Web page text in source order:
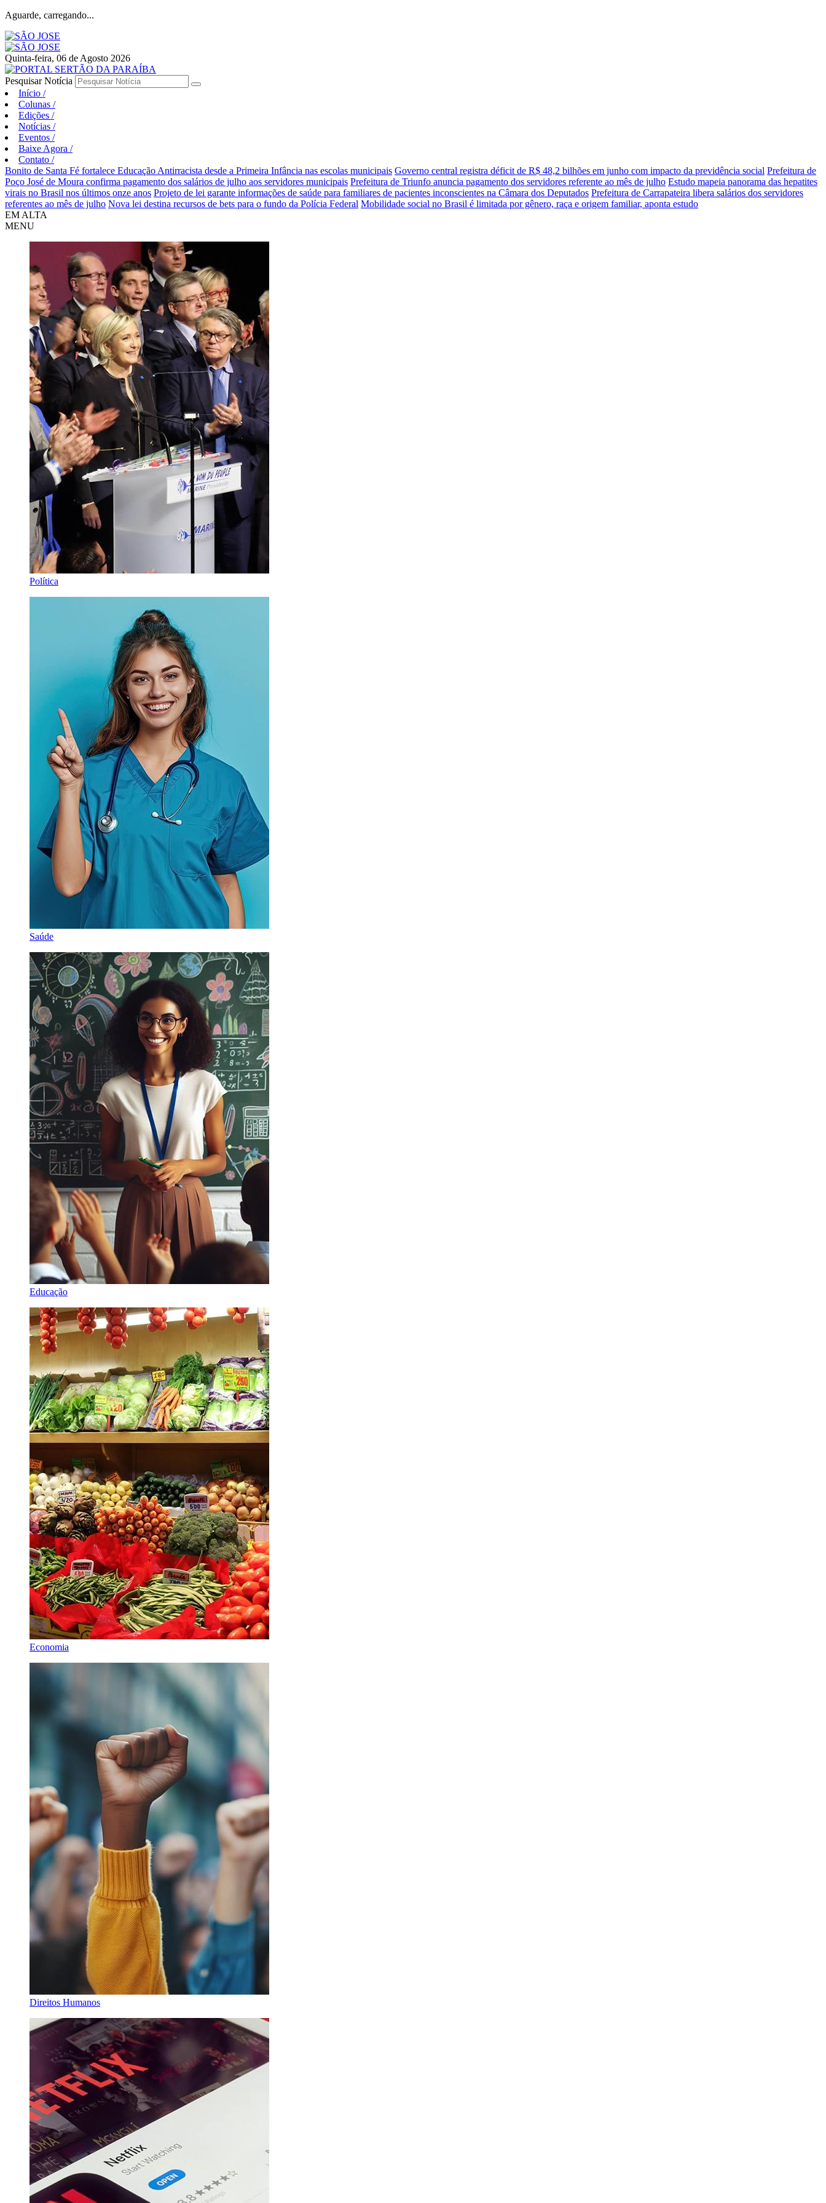
Aguarde, carregando...
Quinta-feira, 06 de Agosto 2026
Pesquisar Notícia
Início /
Colunas /
Edições /
Notícias /
Eventos /
Baixe Agora /
Contato /
Bonito de Santa Fé fortalece Educação Antirracista desde a Primeira Infância nas escolas municipais Governo central registra déficit de R$ 48,2 bilhões em junho com impacto da previdência social Prefeitura de
Poço José de Moura confirma pagamento dos salários de julho aos servidores municipais Prefeitura de Triunfo anuncia pagamento dos servidores referente ao mês de julho Estudo mapeia panorama das hepatites
virais no Brasil nos últimos onze anos Projeto de lei garante informações de saúde para familiares de pacientes inconscientes na Câmara dos Deputados Prefeitura de Carrapateira libera salários dos servidores
referentes ao mês de julho Nova lei destina recursos de bets para o fundo da Polícia Federal Mobilidade social no Brasil é limitada por gênero, raça e origem familiar, aponta estudo
EM ALTA
MENU
Política
Saúde
Educação
Economia
Direitos Humanos